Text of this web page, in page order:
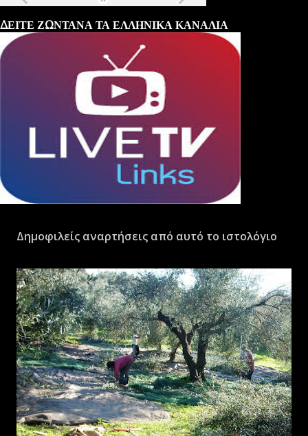
ΔΕΙΤΕ ΖΩΝΤΑΝΑ ΤΑ ΕΛΛΗΝΙΚΑ ΚΑΝΑΛΙΑ
Δημοφιλείς αναρτήσεις από αυτό το ιστολόγιο